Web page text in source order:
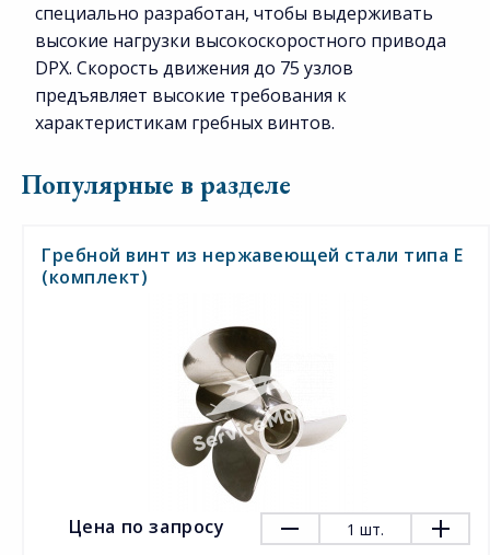
специально разработан, чтобы выдерживать
высокие нагрузки высокоскоростного привода
DPX. Скорость движения до 75 узлов
предъявляет высокие требования к
характеристикам гребных винтов.
Популярные в разделе
Гребной винт из нержавеющей стали типа E
(комплект)
Цена по запросу 1 шт.